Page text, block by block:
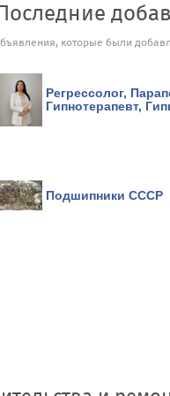
которые были
Регрессолог,
Гипнотерапевт,
Подшипники СССР